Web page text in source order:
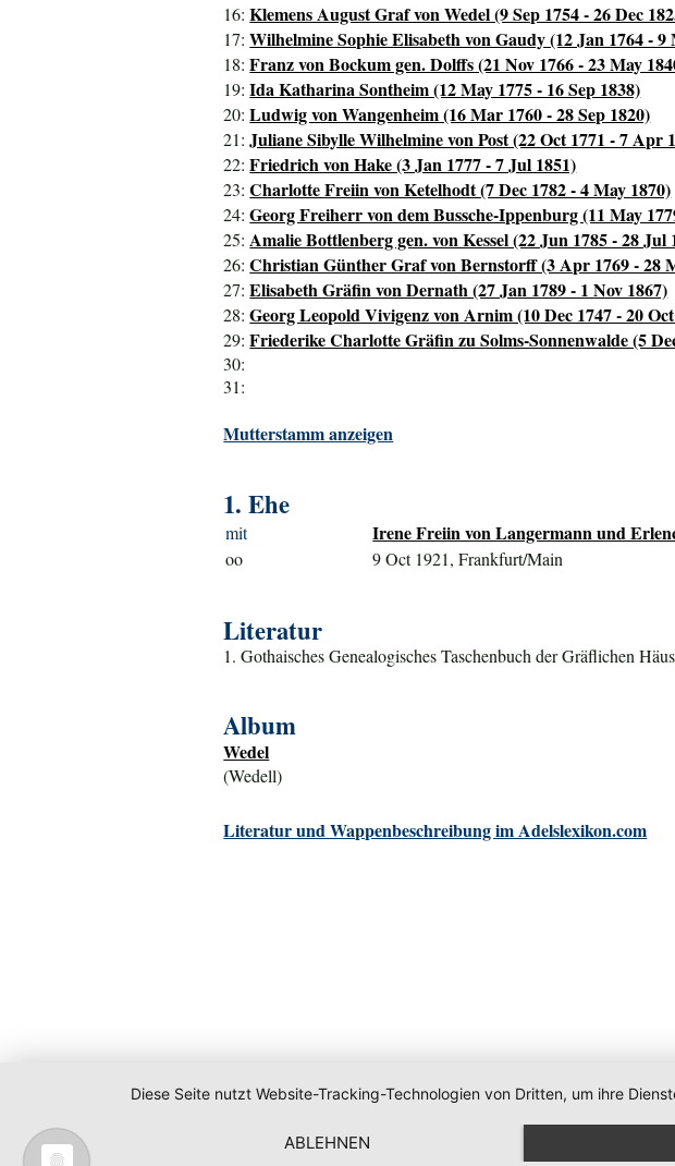
16:Klemens August Graf von Wedel (9 Sep 1754 - 26 Dec
17:Wilhelmine Sophie Elisabeth von Gaudy (12 Jan 1764 - 9
18:Franz von Bockum gen. Dolffs (21 Nov 1766 - 23 May
19:Ida Katharina Sontheim (12 May 1775 - 16 Sep 1838)
20:Ludwig von Wangenheim (16 Mar 1760 - 28 Sep 1820)
21:Juliane Sibylle Wilhelmine von Post (22 Oct 1771 - 7 Apr
22:Friedrich von Hake (3 Jan 1777 - 7 Jul 1851)
23:Charlotte Freiin von Ketelhodt (7 Dec 1782 - 4 May 1870)
24:Georg Freiherr von dem Bussche-Ippenburg (11 May
25:Amalie Bottlenberg gen. von Kessel (22 Jun 1785 - 28 Jul
26:Christian Günther Graf von Bernstorff (3 Apr 1769 - 28
27:Elisabeth Gräfin von Dernath (27 Jan 1789 - 1 Nov 1867)
28:Georg Leopold Vivigenz von Arnim (10 Dec 1747 - 20
29:Friederike Charlotte Gräfin zu Solms-Sonnenwalde (5
30:
31:
Mutterstamm anzeigen
1. Ehe
mit Irene Freiin von Langermann und
oo 9 Oct 1921, Frankfurt/Main
Literatur
1. Gothaisches Genealogisches Taschenbuch der Gräflichen
Album
Wedel
(Wedell)
Literatur und Wappenbeschreibung im Adelslexikon.com
Diese Seite nutzt Website-Tracking-Technologien von Dritten, um ihre
ABLEHNEN